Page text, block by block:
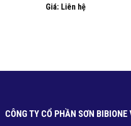
Giá: Liên hệ
CÔNG TY CỔ PHẦN SƠN BIBIONE